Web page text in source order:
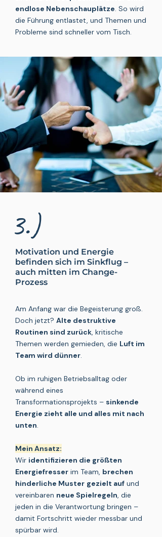
endlose Nebenschauplätze. So wird
die Führung entlastet, und Themen und
Probleme sind schneller vom Tisch.
3.)
Motivation und Energie
befinden sich im Sinkflug –
auch mitten im Change-
Prozess
Am Anfang war die Begeisterung groß.
Doch jetzt? Alte destruktive
Routinen sind zurück, kritische
Themen werden gemieden, die Luft im
Team wird dünner.
Ob im ruhigen Betriebsalltag oder
während eines
Transformationsprojekts – sinkende
Energie zieht alle und alles mit nach
unten.
Mein Ansatz:
Wir identifizieren die größten
Energiefresser im Team, brechen
hinderliche Muster gezielt auf und
vereinbaren neue Spielregeln, die
jeden in die Verantwortung bringen –
damit Fortschritt wieder messbar und
spürbar wird.